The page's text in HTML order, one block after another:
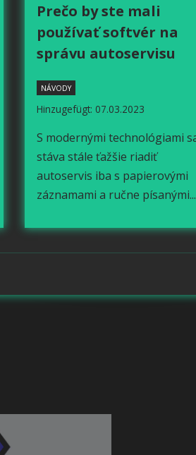
Prečo by ste mali
používať softvér na
správu autoservisu
NÁVODY
Hinzugefügt: 07.03.2023
S modernými technológiami
stáva stále ťažšie riadiť
autoservis iba s papierovými
záznamami a ručne písanými...